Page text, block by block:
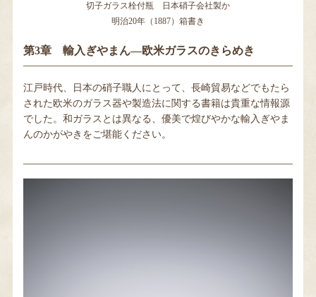
切子ガラス栓付瓶 日本硝子会社製か
明治20年（1887）箱書き
第3章 輸入ぎやまん―欧米ガラスのきらめき
江戸時代、日本の硝子職人にとって、長崎貿易などでもたら
された欧米のガラス器や製造法に関する書籍は貴重な情報源
でした。和ガラスとは異なる、優美で煌びやかな輸入ぎやま
んのかがやきをご堪能ください。